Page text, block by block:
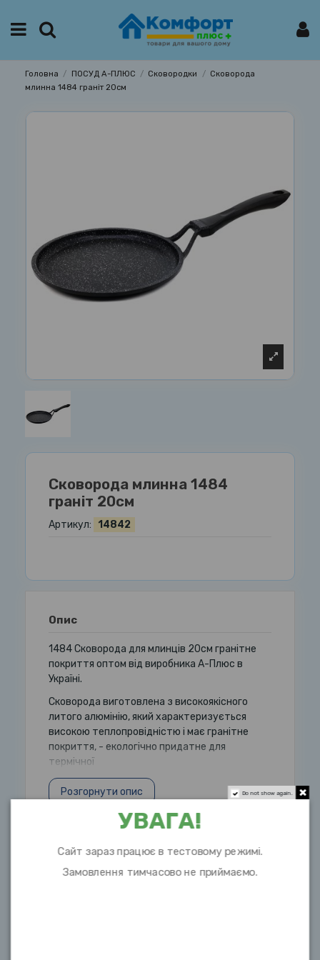
Головна ПОСУД А-ПЛЮС Сковородки
Сковорода
млинна 1484 граніт 20см
Сковорода млинна 1484
граніт 20см
Артикул: 14842
Опис
1484 Сковорода для млинців 20см гранітне
покриття оптом від виробника А-Плюс в
Україні.
Сковорода виготовлена з високоякісного
литого алюмінію, який характеризується
високою теплопровідністю і має гранітне
покриття, - екологічно придатне для
термічної
Розгорнути опис
Характеристики
Do not show again.
УВАГА!
Сайт зараз працює в тестовому режимі.
Замовлення тимчасово не приймаємо.